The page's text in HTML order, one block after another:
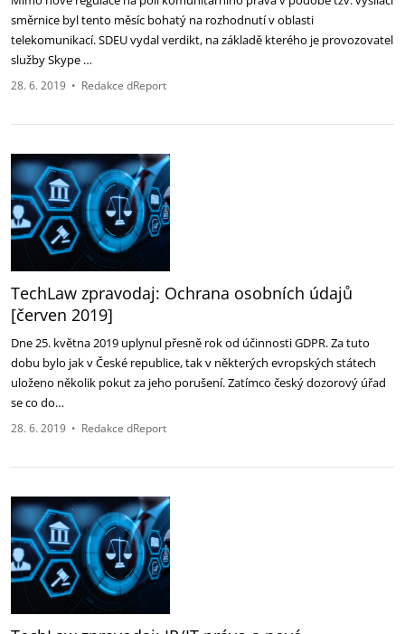
směrnice byl tento měsíc bohatý na rozhodnutí v oblasti
telekomunikací. SDEU vydal verdikt, na základě kterého je provozovatel
služby Skype …
28. 6. 2019 • Redakce dReport
TechLaw zpravodaj: Ochrana osobních údajů
[červen 2019]
Dne 25. května 2019 uplynul přesně rok od účinnosti GDPR. Za tuto
dobu bylo jak v České republice, tak v některých evropských státech
uloženo několik pokut za jeho porušení. Zatímco český dozorový úřad
se co do…
28. 6. 2019 • Redakce dReport